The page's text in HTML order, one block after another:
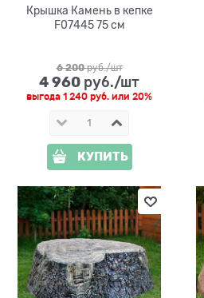
Крышка Камень в кепке
F07445 75 см
6 200 руб./шт
4 960 руб./шт
выгода 1 240 руб. или 20%
КУПИТЬ